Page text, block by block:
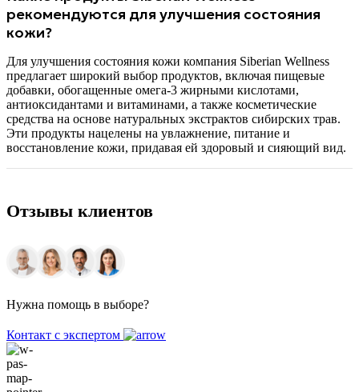
рекомендуются для улучшения состояния
кожи?
Для улучшения состояния кожи компания Siberian Wellness
предлагает широкий выбор продуктов, включая пищевые
добавки, обогащенные омега-3 жирными кислотами,
антиоксидантами и витаминами, а также косметические
средства на основе натуральных экстрактов сибирских трав.
Эти продукты нацелены на увлажнение, питание и
восстановление кожи, придавая ей здоровый и сияющий вид.
Отзывы клиентов
Нужна помощь в выборе?
Контакт с экспертом